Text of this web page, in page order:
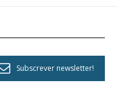
Subscrever newsletter!